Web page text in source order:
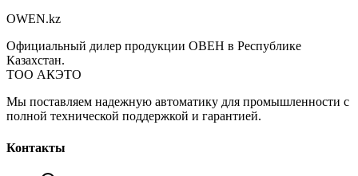
OWEN.kz
Официальный дилер продукции ОВЕН в Республике
Казахстан.
ТОО АКЭТО
Мы поставляем надежную автоматику для промышленности с
полной технической поддержкой и гарантией.
Контакты